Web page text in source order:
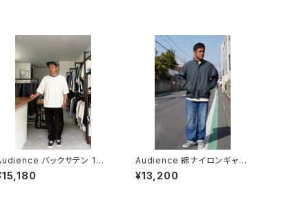
バックサテン 1タッ
ベイカー カーヴド イージ
パンツ ブラック
Audience 綿ナイロンギャバ
スタンドプルオーバーブルゾン
オーディエンス Greige/Des
¥13,200